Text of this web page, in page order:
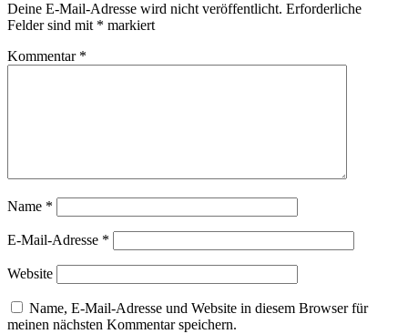
Deine E-Mail-Adresse wird nicht veröffentlicht. Erforderliche
Felder sind mit * markiert
Kommentar *
Name *
E-Mail-Adresse *
Website
Name, E-Mail-Adresse und Website in diesem Browser für
meinen nächsten Kommentar speichern.